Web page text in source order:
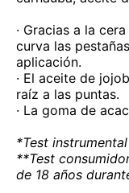
· Gracias a la
curva las
aplicación.
· El aceite de
raíz a las puntas.
· La goma de
*Test instrumental
**Test
de 18 años